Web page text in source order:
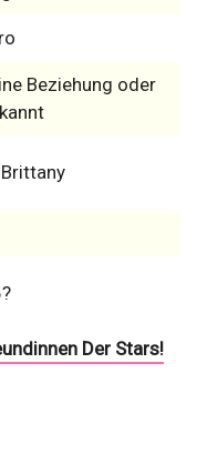
Beziehung oder
Der Stars!